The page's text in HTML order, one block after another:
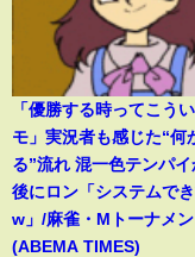
「優勝する時ってこう
モ」実況者も感じた“何
る”流れ 混一色テンパ
後にロン「システムで
w」/麻雀・Mトーナメン
(ABEMA TIMES)